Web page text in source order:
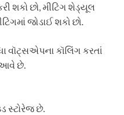
શકો છો, મીટિંગ શેડ્યૂલ
જોડાઈ શકો છો.
વૉટ્સએપના કૉલિંગ કરતાં
આવે છે.
સ્ટોરેજ છે.